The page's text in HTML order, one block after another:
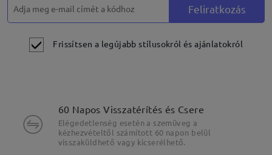
Feliratkozás
Frissítsen a legújabb stílusokról és ajánlatokról
60 Napos Visszatérítés és Csere
Elégedetlenség esetén a szemüveg a
kézhezvételtől számított 60 napon belül
visszaküldhető vagy kicserélhető.